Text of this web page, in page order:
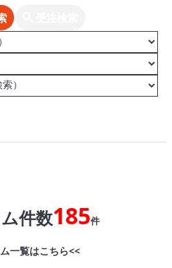
件数185件
一覧はこちら<<